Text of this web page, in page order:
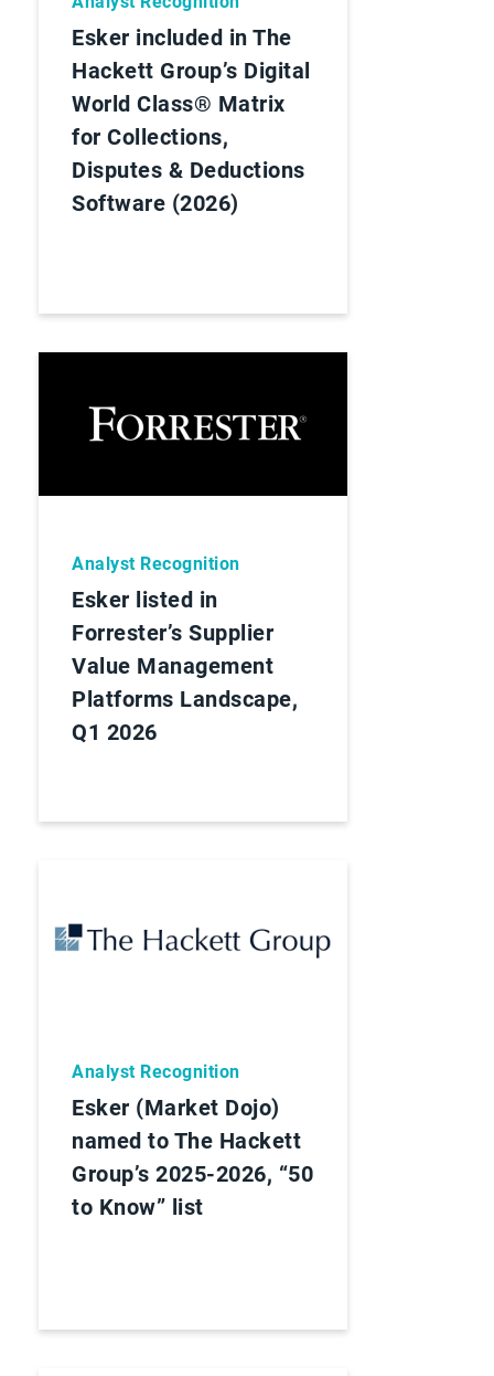
Esker included in The
Hackett Group’s Digital
World Class® Matrix
for Collections,
Disputes & Deductions
Software (2026)
Analyst Recognition
Esker listed in
Forrester’s Supplier
Value Management
Platforms Landscape,
Q1 2026
Analyst Recognition
Esker (Market Dojo)
named to The Hackett
Group’s 2025-2026, “50
to Know” list